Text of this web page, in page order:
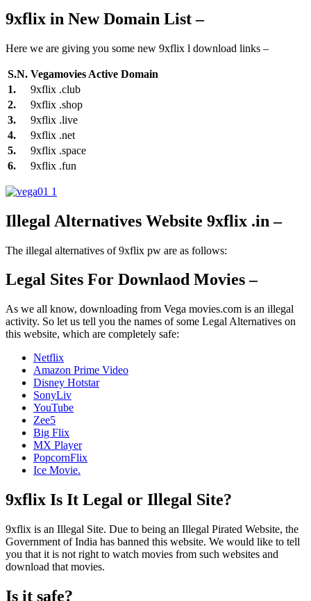
9xflix in New Domain List –
Here we are giving you some new 9xflix l download links –
S.N. Vegamovies Active Domain
1.
9xflix .club
2.
9xflix .shop
3.
9xflix .live
4.
9xflix .net
5.
9xflix .space
6.
9xflix .fun
Illegal Alternatives Website 9xflix .in –
The illegal alternatives of 9xflix pw are as follows:
Legal Sites For Downlaod Movies –
As we all know, downloading from Vega movies.com is an illegal
activity. So let us tell you the names of some Legal Alternatives on
this website, which are completely safe:
Netflix
Amazon Prime Video
Disney Hotstar
SonyLiv
YouTube
Zee5
Big Flix
MX Player
PopcornFlix
Ice Movie.
9xflix Is It Legal or Illegal Site?
9xflix is an Illegal Site. Due to being an Illegal Pirated Website, the
Government of India has banned this website. We would like to tell
you that it is not right to watch movies from such websites and
download that movies.
Is it safe?